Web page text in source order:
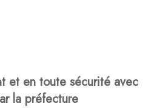
et en toute sécurité avec
la préfecture